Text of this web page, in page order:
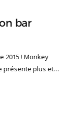
bar
2015 ! Monkey
présente plus et…